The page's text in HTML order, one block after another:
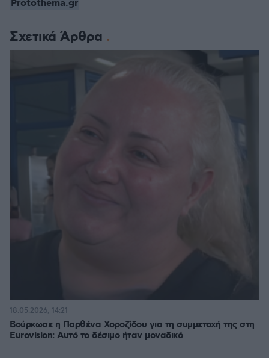
Σχετικά Άρθρα
Βούρκωσε η Παρθένα Χοροζίδου για τη συμμετοχή της στη
Eurovision: Αυτό το δέσιμο ήταν μοναδικό
18.05.2026, 14:21
Protothema.gr